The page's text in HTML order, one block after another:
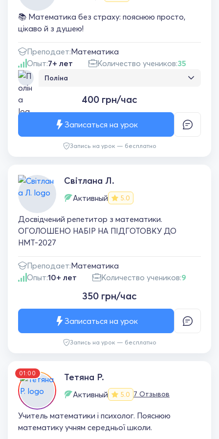
чудовий вибір!
📚 Математика без страху: пояснюю просто,
цікаво й з душею!
Преподает:Математика
Опыт:7+ лет Количество учеников:35
Поліна
математики! Після занять із вами я вперше в
цього навчального року я стала набагато
активнішою, що для мене було дуже
неочікувано, а шкільні уроки математики
перестали здаватися тортурами. Тому
400 грн/час
Запись на урок — бесплатно
Записаться на урок
Світлана Л.
Активный 5.0
Досвідчений репетитор з математики.
ОГОЛОШЕНО НАБІР НА ПІДГОТОВКУ ДО
НМТ-2027
Преподает:Математика
Опыт:10+ лет Количество учеников:9
350 грн/час
Запись на урок — бесплатно
Записаться на урок
01:00 Тетяна Р.
Активный 5.0 7 Отзывов
Учитель математики і психолог. Пояснюю
математику учням середньої школи.